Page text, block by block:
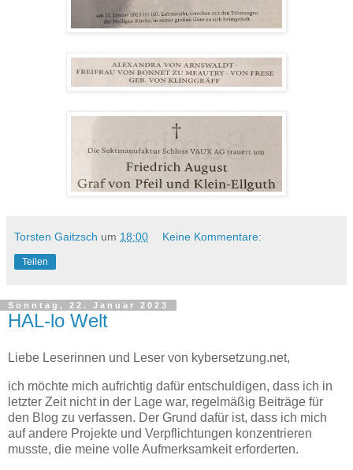
Torsten Gaitzsch um 18:00 Keine Kommentare:
Teilen
Sonntag, 22. Januar 2023
HAL-lo Welt
Liebe Leserinnen und Leser von kybersetzung.net,
ich möchte mich aufrichtig dafür entschuldigen, dass ich in
letzter Zeit nicht in der Lage war, regelmäßig Beiträge für
den Blog zu verfassen. Der Grund dafür ist, dass ich mich
auf andere Projekte und Verpflichtungen konzentrieren
musste, die meine volle Aufmerksamkeit erforderten.